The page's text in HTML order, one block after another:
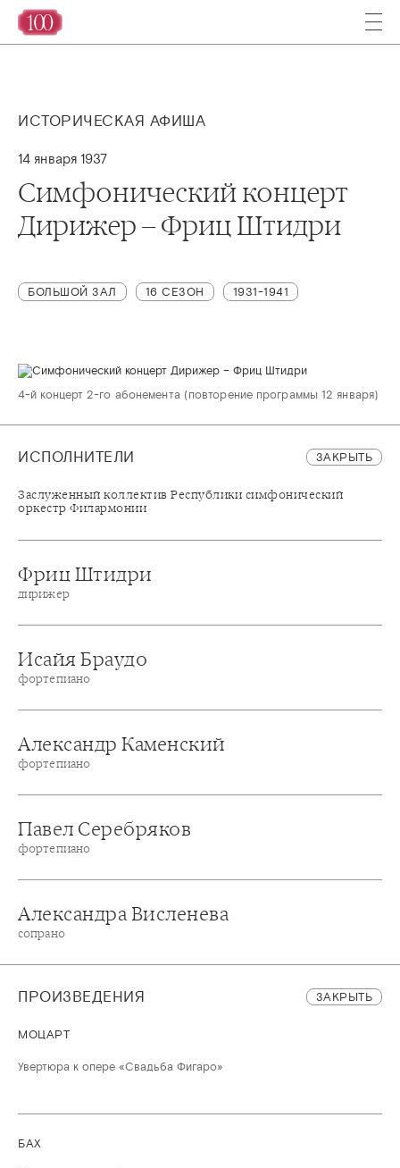
ИСТОРИЧЕСКАЯ АФИША
14 января 1937
Симфонический концерт
Дирижер – Фриц Штидри
БОЛЬШОЙ ЗАЛ 16 СЕЗОН 1931-1941
4-й концерт 2-го абонемента (повторение программы 12 января)
ИСПОЛНИТЕЛИ ЗАКРЫТЬ
Заслуженный коллектив Республики симфонический
оркестр Филармонии
Фриц Штидри
дирижер
Исайя Браудо
фортепиано
Александр Каменский
фортепиано
Павел Серебряков
фортепиано
Александра Висленева
сопрано
ПРОИЗВЕДЕНИЯ ЗАКРЫТЬ
МОЦАРТ
Увертюра к опере «Свадьба Фигаро»
БАХ